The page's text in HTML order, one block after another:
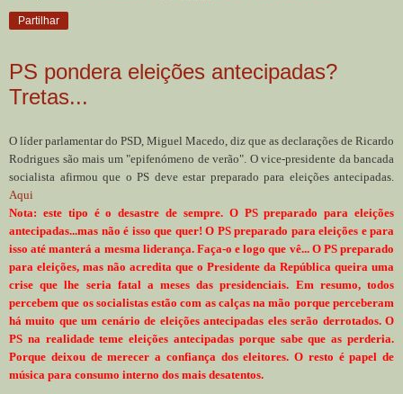
Partilhar
PS pondera eleições antecipadas?
Tretas...
O líder parlamentar do PSD, Miguel Macedo, diz que as declarações de Ricardo
Rodrigues são mais um "epifenómeno de verão". O vice-presidente da bancada
socialista afirmou que o PS deve estar preparado para eleições antecipadas.
Aqui
Nota: este tipo é o desastre de sempre. O PS preparado para eleições
antecipadas...mas não é isso que quer! O PS preparado para eleições e para
isso até manterá a mesma liderança. Faça-o e logo que vê... O PS preparado
para eleições, mas não acredita que o Presidente da República queira uma
crise que lhe seria fatal a meses das presidenciais. Em resumo, todos
percebem que os socialistas estão com as calças na mão porque perceberam
há muito que um cenário de eleições antecipadas eles serão derrotados. O
PS na realidade teme eleições antecipadas porque sabe que as perderia.
Porque deixou de merecer a confiança dos eleitores. O resto é papel de
música para consumo interno dos mais desatentos.